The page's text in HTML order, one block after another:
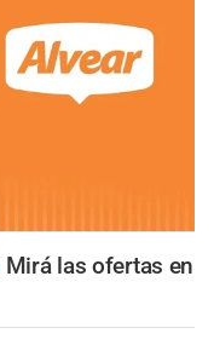
Mirá las ofertas en